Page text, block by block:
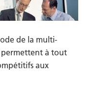
de la multi-
permettent à tout
aux